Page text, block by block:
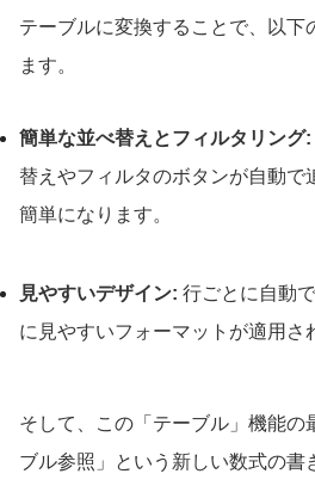
テーブルに変換することで、以下
ます。
簡単な並べ替えとフィルタリング:
替えやフィルタのボタンが自動で
簡単になります。
見やすいデザイン: 行ごとに自動
に見やすいフォーマットが適用さ
そして、この「テーブル」機能の
ブル参照」という新しい数式の書